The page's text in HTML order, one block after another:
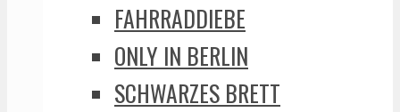
FAHRRADDIEBE
ONLY IN BERLIN
SCHWARZES BRETT